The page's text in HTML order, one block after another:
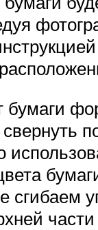
бумаги
сгибаем